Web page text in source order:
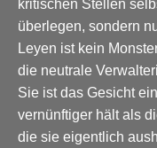
kritischen Stellen
überlegen, sondern
Leyen ist kein
die neutrale
Sie ist das Gesicht
vernünftiger hält als
die sie eigentlich